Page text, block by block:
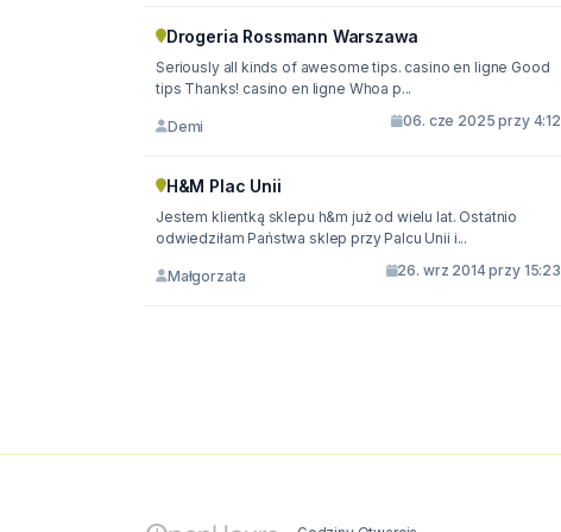
Drogeria Rossmann Warszawa
Seriously all kinds of awesome tips. casino en ligne Good
tips Thanks! casino en ligne Whoa p...
Demi 06. cze 2025 przy 4:12
H&M Plac Unii
Jestem klientką sklepu h&m już od wielu lat. Ostatnio
odwiedziłam Państwa sklep przy Palcu Unii i...
Małgorzata 26. wrz 2014 przy 15:23